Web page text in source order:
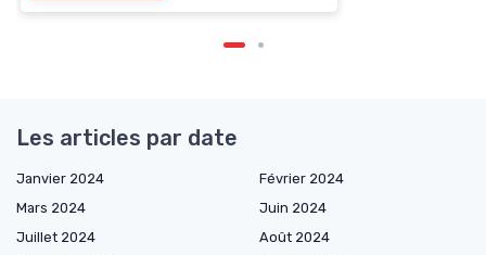
Les articles par date
Janvier 2024
Février 2024
Mars 2024
Juin 2024
Juillet 2024
Août 2024